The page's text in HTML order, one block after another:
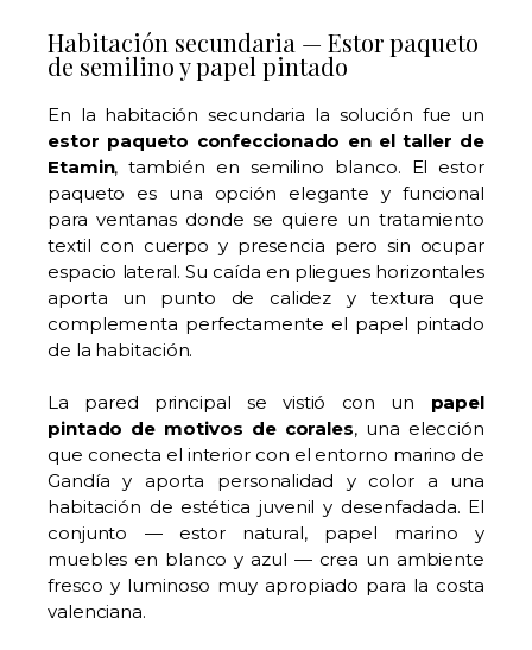
Habitación secundaria — Estor paqueto
de semilino y papel pintado
En la habitación secundaria la solución fue un
estor paqueto confeccionado en el taller de
Etamin, también en semilino blanco. El estor
paqueto es una opción elegante y funcional
para ventanas donde se quiere un tratamiento
textil con cuerpo y presencia pero sin ocupar
espacio lateral. Su caída en pliegues horizontales
aporta un punto de calidez y textura que
complementa perfectamente el papel pintado
de la habitación.
La pared principal se vistió con un papel
pintado de motivos de corales, una elección
que conecta el interior con el entorno marino de
Gandía y aporta personalidad y color a una
habitación de estética juvenil y desenfadada. El
conjunto — estor natural, papel marino y
muebles en blanco y azul — crea un ambiente
fresco y luminoso muy apropiado para la costa
valenciana.